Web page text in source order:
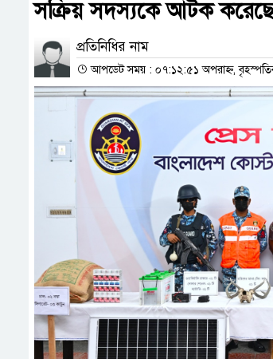
সক্রিয় সদস্যকে আটক
প্রতিনিধির নাম
আপডেট সময় : ০৭:১২:৫১ অপরাহ্ন,